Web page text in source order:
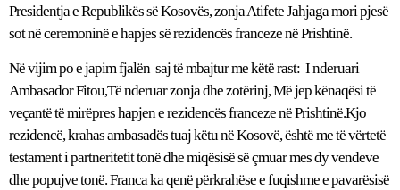
Presidentja e Republikës së Kosovës, zonja Atifete Jahjaga mori pjesë
sot në ceremoninë e hapjes së rezidencës franceze në Prishtinë.
Në vijim po e japim fjalën saj të mbajtur me këtë rast: I nderuari
Ambasador Fitou,Të nderuar zonja dhe zotërinj, Më jep kënaqësi të
veçantë të mirëpres hapjen e rezidencës franceze në Prishtinë.Kjo
rezidencë, krahas ambasadës tuaj këtu në Kosovë, është me të vërtetë
testament i partneritetit tonë dhe miqësisë së çmuar mes dy vendeve
dhe popujve tonë. Franca ka qenë përkrahëse e fuqishme e pavarësisë